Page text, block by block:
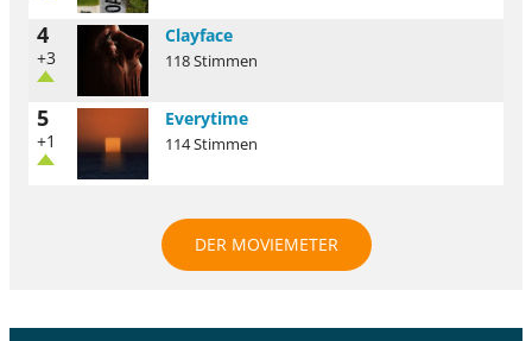
4
+3
Clayface
118 Stimmen
5
+1
Everytime
114 Stimmen
DER MOVIEMETER